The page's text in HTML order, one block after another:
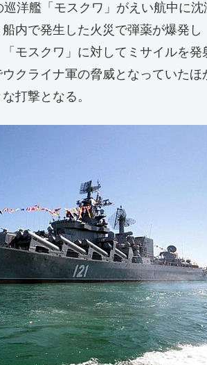
洋艦「モスクワ」がえい航中に
内で発生した火災で弾薬が爆発し
モスクワ」に対してミサイルを発
クライナ軍の脅威となっていた
打撃となる。